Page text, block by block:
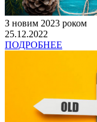
З новим 2023 роком
25.12.2022
ПОДРОБНЕЕ